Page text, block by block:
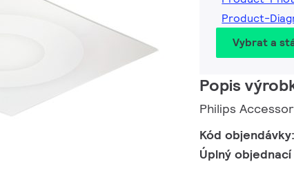
Product-
Vybrat a
Popis
Philips
Kód objendávky:
Úplný